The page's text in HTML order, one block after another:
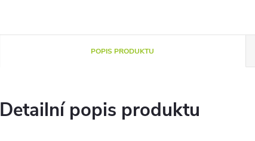
POPIS PRODUKTU
Detailní popis produktu